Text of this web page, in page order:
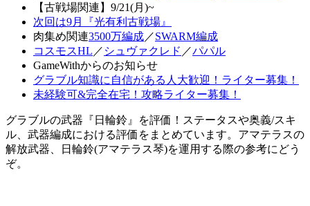
【古戦場関連】9/21(月)~
次回は9月『光有利古戦場』
肉集め関連3500万編成／SWARM編成
コスモスHL ／ シュヴァクレド ／パパル
GameWithからのお知らせ
グラブル知識に自信がある人大歓迎！ライター募集！
未経験可&完全在宅！攻略ライター募集！
グラブルの武器『日輪鈴』を評価！ステータスや奥義/スキ
ル、武器編成における評価をまとめています。アマテラスの
解放武器、日輪鈴(アマテラス琴)を運用する際の参考にどう
ぞ。